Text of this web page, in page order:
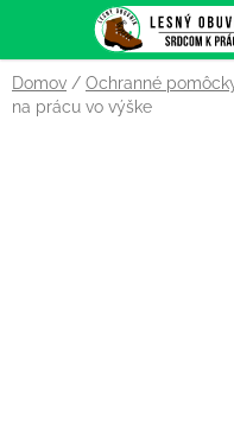
obsah
Domov / Ochranné
na prácu vo výške